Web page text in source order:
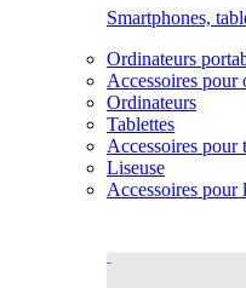
Smartphones,
Ordinateurs
Accessoires pour
Ordinateurs
Tablettes
Accessoires pour
Liseuse
Accessoires pour